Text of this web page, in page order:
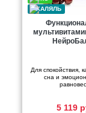
Для спокойствия,
сна и
5 119